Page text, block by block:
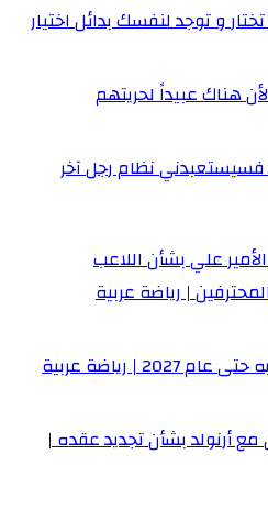
و توجد لنفسك بدائل اختيار
هناك عبيداً لحريتهم
فسيستعبدني نظام رجل آخر
علي بشأن اللاعب
| رياضة عربية
| رياضة عربية
مع أرنولد بشأن تجديد عقده |